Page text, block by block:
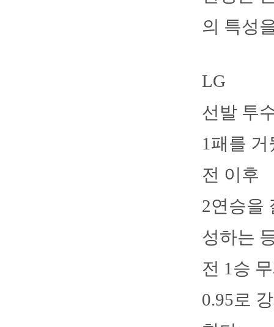
의 특성
LG
선발 투
1패를
전 이후
2연승을
성하는
전 1승
0.95로